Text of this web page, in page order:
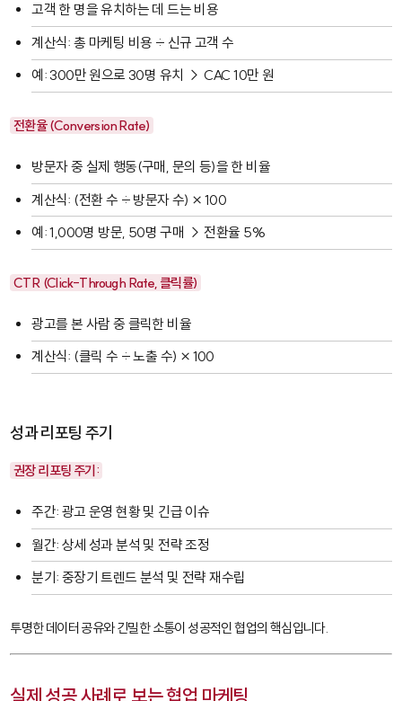
고객 한 명을 유치하는 데 드는 비용
계산식: 총 마케팅 비용 ÷ 신규 고객 수
예: 300만 원으로 30명 유치 → CAC 10만 원
전환율 (Conversion Rate)
방문자 중 실제 행동(구매, 문의 등)을 한 비율
계산식: (전환 수 ÷ 방문자 수) × 100
예: 1,000명 방문, 50명 구매 → 전환율 5%
CTR (Click-Through Rate, 클릭률)
광고를 본 사람 중 클릭한 비율
계산식: (클릭 수 ÷ 노출 수) × 100
성과 리포팅 주기
권장 리포팅 주기:
주간: 광고 운영 현황 및 긴급 이슈
월간: 상세 성과 분석 및 전략 조정
분기: 중장기 트렌드 분석 및 전략 재수립
투명한 데이터 공유와 긴밀한 소통이 성공적인 협업의 핵심입니다.
실제 성공 사례로 보는 협업 마케팅